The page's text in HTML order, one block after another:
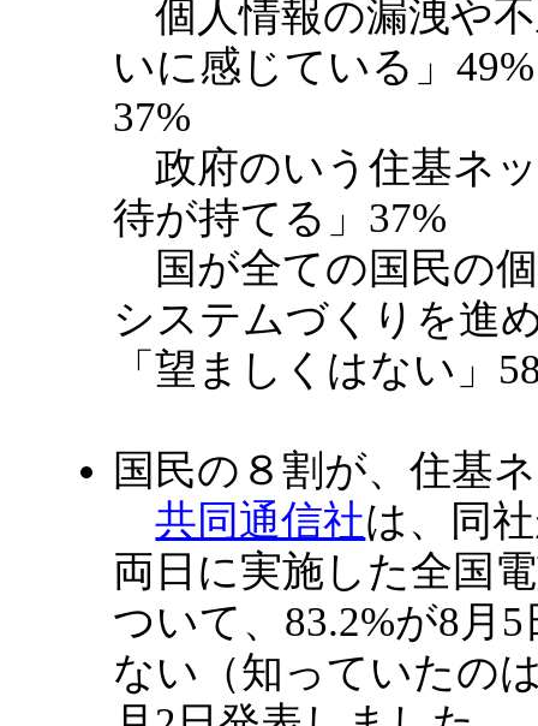
個人情報の漏洩や
いに感じている」
37%
政府のいう住基ネ
待が持てる」37%
国が全ての国民の
システムづくりを
「望ましくはない」
国民の８割が、住基
共同通信社は、同
両日に実施した全国
ついて、83.2%が8月
ない（知っていたの